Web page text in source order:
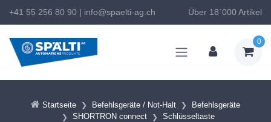
+41 55 256 80 90 | info@spaelti-ag.ch Über 18`000 Artikel
0
Startseite Befehlsgeräte / Not-Halt
Befehlsgeräte
SHORTRON connect
Schlüsseltaste